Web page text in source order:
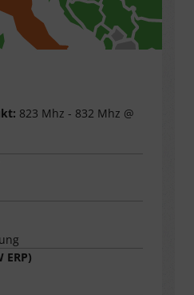
823 Mhz - 832 Mhz @
ERP)